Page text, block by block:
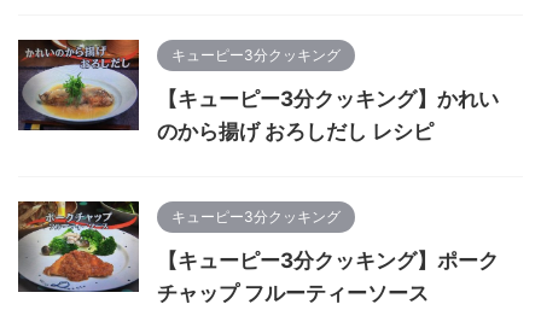
キューピー3分クッキング
【キューピー3分クッキング】かれい
のから揚げ おろしだし レシピ
キューピー3分クッキング
【キューピー3分クッキング】ポーク
チャップ フルーティーソース